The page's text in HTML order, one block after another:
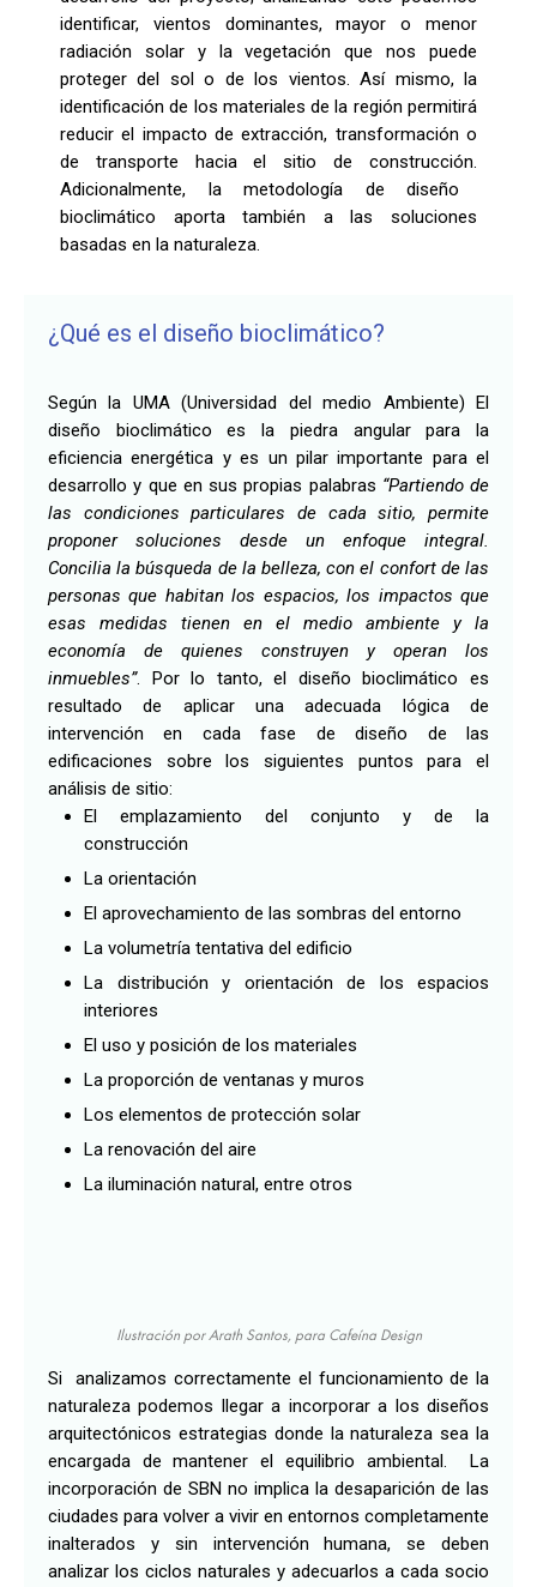
identificar, vientos dominantes, mayor o menor
radiación solar y lavegetación que nos puede
proteger del sol o de los vientos.Así mismo, la
identificación de los materiales de la región permitirá
reducir el impacto de extracción, transformación o
de transporte hacia el sitio de construcción.
Adicionalmente, la metodología dediseño
bioclimático aporta también a las soluciones
basadas en la naturaleza.
¿Qué es el diseño bioclimático?
Según la UMA (Universidad del medio Ambiente) El
diseño bioclimático es la piedra angular para la
eficiencia energética y es un pilar importante para el
desarrollo y que en sus propias palabras “Partiendo de
las condiciones particulares de cada sitio, permite
proponer soluciones desde un enfoque integral.
Concilia la búsqueda de la belleza, con el confort de las
personas que habitan los espacios, los impactos que
esas medidas tienen en el medio ambiente y la
economía de quienes construyen y operan los
inmuebles”. Por lo tanto, el diseño bioclimático es
resultado de aplicar una adecuada lógica de
intervención en cada fase de diseño de las
edificaciones sobre los siguientes puntos para el
análisis de sitio:
El emplazamiento del conjunto y de la
construcción
La orientación
El aprovechamiento de las sombras del entorno
La volumetría tentativa del edificio
La distribución y orientación de los espacios
interiores
El uso y posición de los materiales
La proporción de ventanas y muros
Los elementos de protección solar
La renovación del aire
La iluminación natural, entre otros
Ilustración por Arath Santos, para Cafeína Design
Si analizamos correctamente el funcionamiento de la
naturaleza podemos llegar a incorporar a los diseños
arquitectónicos estrategias donde la naturaleza sea la
encargada de mantener el equilibrio ambiental. La
incorporación de SBN no implica la desaparición de las
ciudades para volver a vivir en entornos completamente
inalterados y sin intervención humana, se deben
analizar los ciclos naturales y adecuarlos a cada socio